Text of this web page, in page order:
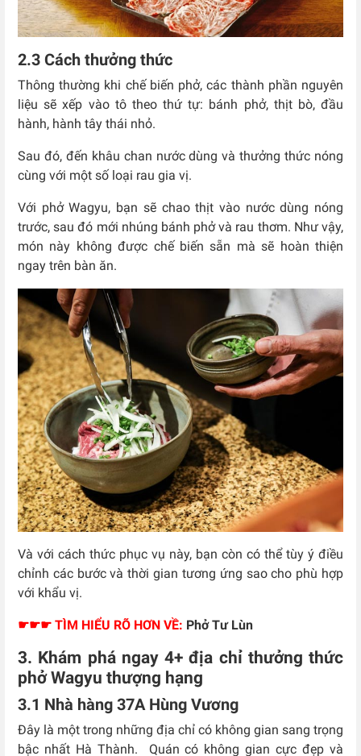
2.3 Cách thưởng thức
Thông thường khi chế biến phở, các thành phần nguyên
liệu sẽ xếp vào tô theo thứ tự: bánh phở, thịt bò, đầu
hành, hành tây thái nhỏ.
Sau đó, đến khâu chan nước dùng và thưởng thức nóng
cùng với một số loại rau gia vị.
Với phở Wagyu, bạn sẽ chao thịt vào nước dùng nóng
trước, sau đó mới nhúng bánh phở và rau thơm. Như vậy,
món này không được chế biến sẵn mà sẽ hoàn thiện
ngay trên bàn ăn.
Và với cách thức phục vụ này, bạn còn có thể tùy ý điều
chỉnh các bước và thời gian tương ứng sao cho phù hợp
với khẩu vị.
☛☛☛ TÌM HIỂU RÕ HƠN VỀ: Phở Tư Lùn
3. Khám phá ngay 4+ địa chỉ thưởng thức
phở Wagyu thượng hạng
3.1 Nhà hàng 37A Hùng Vương
Đây là một trong những địa chỉ có không gian sang trọng
bậc nhất Hà Thành.
Quán có không gian cực đẹp và